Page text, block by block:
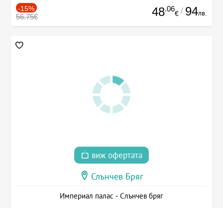
-15%
56.75€ 48.06
€ / 94лв.
виж офертата
Слънчев Бряг
Империал палас - Слънчев бряг